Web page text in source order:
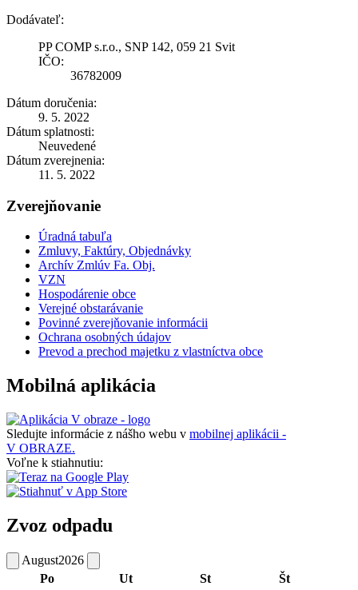
Dodávateľ:
PP COMP s.r.o., SNP 142, 059 21 Svit
IČO:
36782009
Dátum doručenia:
9. 5. 2022
Dátum splatnosti:
Neuvedené
Dátum zverejnenia:
11. 5. 2022
Zverejňovanie
Úradná tabuľa
Zmluvy, Faktúry, Objednávky
Archív Zmlúv Fa. Obj.
VZN
Hospodárenie obce
Verejné obstarávanie
Povinné zverejňovanie informácii
Ochrana osobných údajov
Prevod a prechod majetku z vlastníctva obce
Mobilná aplikácia
Sledujte informácie z nášho webu v mobilnej aplikácii -
V OBRAZE.
Voľne k stiahnutiu:
Zvoz odpadu
August2026
Po
Ut St Št